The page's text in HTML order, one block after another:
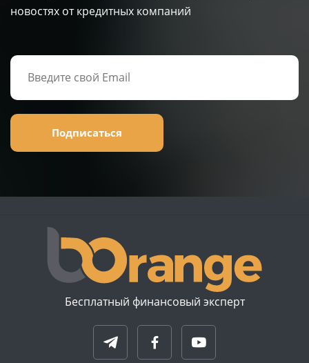
новостях от кредитных компаний
Подписаться
Бесплатный финансовый эксперт